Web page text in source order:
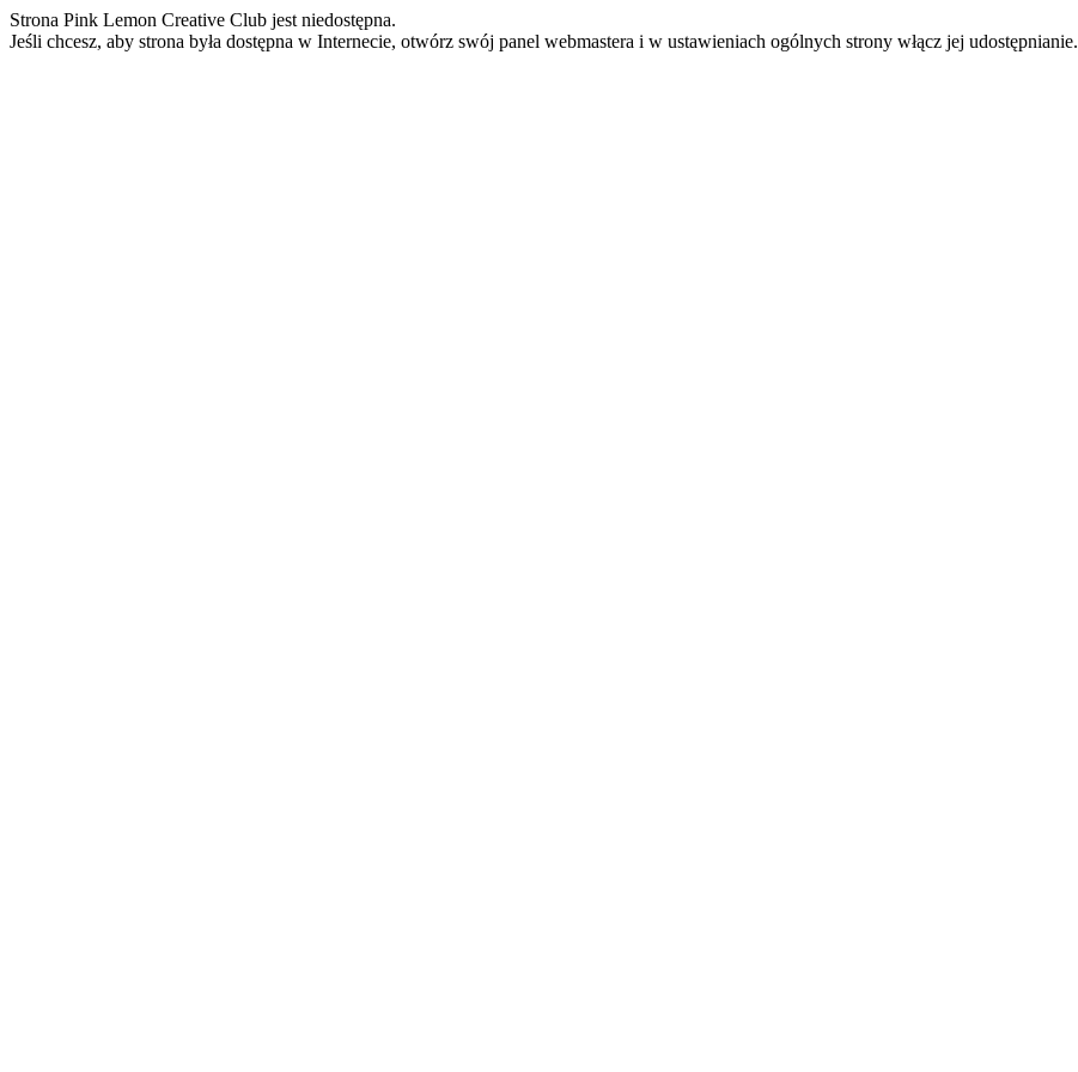
Strona Pink Lemon Creative Club jest niedostępna.
Jeśli chcesz, aby strona była dostępna w Internecie, otwórz swój panel webmastera i w ustawieniach ogólnych strony włącz jej udostępnianie.